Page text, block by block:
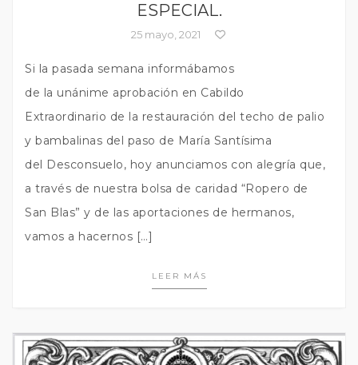
ESPECIAL.
25 mayo, 2021
Si la pasada semana informábamos
de la unánime aprobación en Cabildo
Extraordinario de la restauración del techo de palio
y bambalinas del paso de María Santísima
del Desconsuelo, hoy anunciamos con alegría que,
a través de nuestra bolsa de caridad “Ropero de
San Blas” y de las aportaciones de hermanos,
vamos a hacernos […]
LEER MÁS